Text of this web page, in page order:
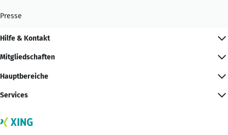
Presse
Hilfe & Kontakt
Mitgliedschaften
Hauptbereiche
Services